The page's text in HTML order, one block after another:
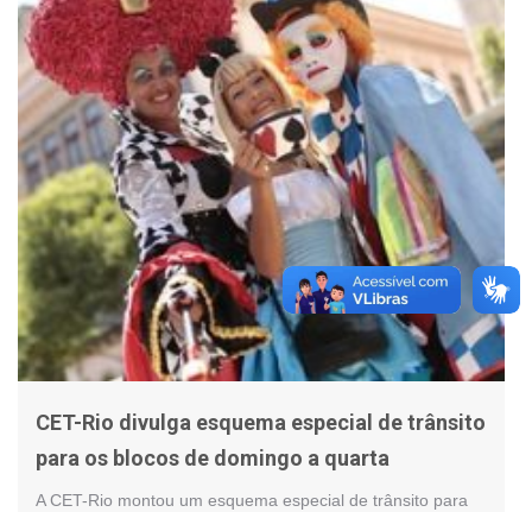
CET-Rio divulga esquema especial de trânsito
para os blocos de domingo a quarta
A CET-Rio montou um esquema especial de trânsito para